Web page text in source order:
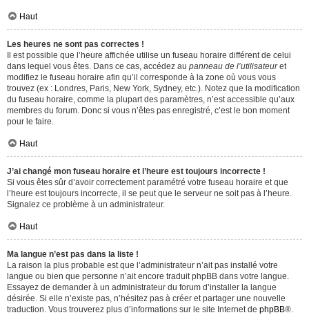
Haut
Les heures ne sont pas correctes !
Il est possible que l’heure affichée utilise un fuseau horaire différent de celui
dans lequel vous êtes. Dans ce cas, accédez au panneau de l’utilisateuret
modifiez le fuseau horaire afin qu’il corresponde à la zone où vous vous
trouvez (ex : Londres, Paris, New York, Sydney, etc.). Notez que la modification
du fuseau horaire, comme la plupart des paramètres, n’est accessible qu’aux
membres du forum. Donc si vous n’êtes pas enregistré, c’est le bon moment
pour le faire.
Haut
J’ai changé mon fuseau horaire et l’heure est toujours incorrecte !
Si vous êtes sûr d’avoir correctement paramétré votre fuseau horaire et que
l’heure est toujours incorrecte, il se peut que le serveur ne soit pas à l’heure.
Signalez ce problème à un administrateur.
Haut
Ma langue n’est pas dans la liste !
La raison la plus probable est que l’administrateur n’ait pas installé votre
langue ou bien que personne n’ait encore traduit phpBB dans votre langue.
Essayez de demander à un administrateur du forum d’installer la langue
désirée. Si elle n’existe pas, n’hésitez pas à créer et partager une nouvelle
traduction. Vous trouverez plus d’informations sur le site Internet de phpBB®.